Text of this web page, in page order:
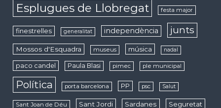
Esplugues de Llobregat festa major
finestrelles generalitat independència junts
Mossos d'Esquadra museus música nadal
paco candel Paula Blasi pimec ple municipal
Política porta barcelona PP psc Salut
Sant Joan de Déu Sant Jordi Sardanes Seguretat